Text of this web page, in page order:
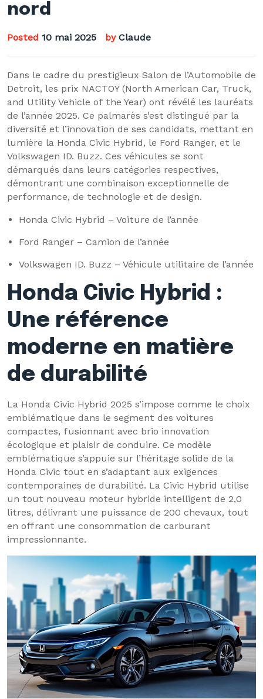
nord
Posted 10 mai 2025 by Claude
Dans le cadre du prestigieux Salon de l’Automobile de
Detroit, les prix NACTOY (North American Car, Truck,
and Utility Vehicle of the Year) ont révélé les lauréats
de l’année 2025. Ce palmarès s’est distingué par la
diversité et l’innovation de ses candidats, mettant en
lumière la Honda Civic Hybrid, le Ford Ranger, et le
Volkswagen ID. Buzz. Ces véhicules se sont
démarqués dans leurs catégories respectives,
démontrant une combinaison exceptionnelle de
performance, de technologie et de design.
Honda Civic Hybrid – Voiture de l’année
Ford Ranger – Camion de l’année
Volkswagen ID. Buzz – Véhicule utilitaire de l’année
Honda Civic Hybrid :
Une référence
moderne en matière
de durabilité
La Honda Civic Hybrid 2025 s’impose comme le choix
emblématique dans le segment des voitures
compactes, fusionnant avec brio innovation
écologique et plaisir de conduire. Ce modèle
emblématique s’appuie sur l’héritage solide de la
Honda Civic tout en s’adaptant aux exigences
contemporaines de durabilité. La Civic Hybrid utilise
un tout nouveau moteur hybride intelligent de 2,0
litres, délivrant une puissance de 200 chevaux, tout
en offrant une consommation de carburant
impressionnante.